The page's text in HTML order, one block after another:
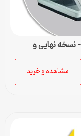
دانلود درایور اسکنر HP Scanjet 3800 – نسخه نهایی و
مشاهده و خرید